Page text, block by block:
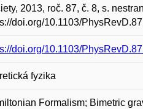
2013, roč. 87, č. 8, s.
doi.org/10.1103/
doi.org/10.1103/
fyzika
Formalism; Bimetric